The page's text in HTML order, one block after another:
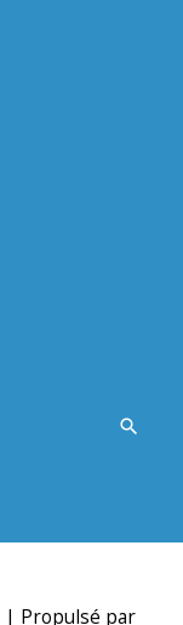
| Propulsé par